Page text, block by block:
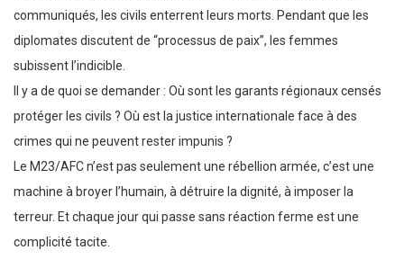
communiqués, les civils enterrent leurs morts. Pendant que les
diplomates discutent de “processus de paix”, les femmes
subissent l’indicible.
Il y a de quoi se demander : Où sont les garants régionaux censés
protéger les civils ? Où est la justice internationale face à des
crimes qui ne peuvent rester impunis ?
Le M23/AFC n’est pas seulement une rébellion armée, c’est une
machine à broyer l’humain, à détruire la dignité, à imposer la
terreur. Et chaque jour qui passe sans réaction ferme est une
complicité tacite.